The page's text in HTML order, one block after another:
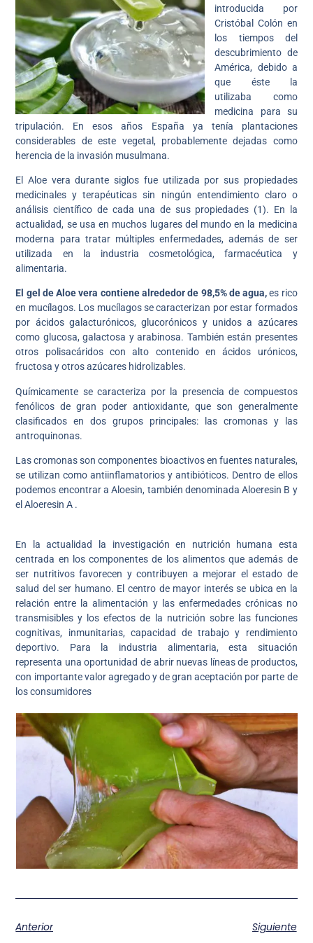
introducida por
Cristóbal Colón en
los tiempos del
descubrimiento de
América, debido a
que éste la
utilizaba como
medicina para su
tripulación. En esos años España ya tenía plantaciones
considerables de este vegetal, probablemente dejadas como
herencia de la invasión musulmana.
El Aloe vera durante siglos fue utilizada por sus propiedades
medicinales y terapéuticas sin ningún entendimiento claro o
análisis científico de cada una de sus propiedades (1). En la
actualidad, se usa en muchos lugares del mundo en la medicina
moderna para tratar múltiples enfermedades, además de ser
utilizada en la industria cosmetológica, farmacéutica y
alimentaria.
El gel de Aloe vera contiene alrededor de 98,5% de agua,es rico
en mucílagos. Los mucílagos se caracterizan por estar formados
por ácidos galacturónicos, glucorónicos y unidos a azúcares
como glucosa, galactosa y arabinosa. También están presentes
otros polisacáridos con alto contenido en ácidos urónicos,
fructosa y otros azúcares hidrolizables.
Químicamente se caracteriza por la presencia de compuestos
fenólicos de gran poder antioxidante, que son generalmente
clasificados en dos grupos principales: las cromonas y las
antroquinonas.
Las cromonas son componentes bioactivos en fuentes naturales,
se utilizan como antiinflamatorios y antibióticos. Dentro de ellos
podemos encontrar a Aloesin, también denominada Aloeresin B y
el Aloeresin A .
En la actualidad la investigación en nutrición humana esta
centrada en los componentes de los alimentos que además de
ser nutritivos favorecen y contribuyen a mejorar el estado de
salud del ser humano. El centro de mayor interés se ubica en la
relación entre la alimentación y las enfermedades crónicas no
transmisibles y los efectos de la nutrición sobre las funciones
cognitivas, inmunitarias, capacidad de trabajo y rendimiento
deportivo. Para la industria alimentaria, esta situación
representa una oportunidad de abrir nuevas líneas de productos,
con importante valor agregado y de gran aceptación por parte de
los consumidores
Anterior Siguiente